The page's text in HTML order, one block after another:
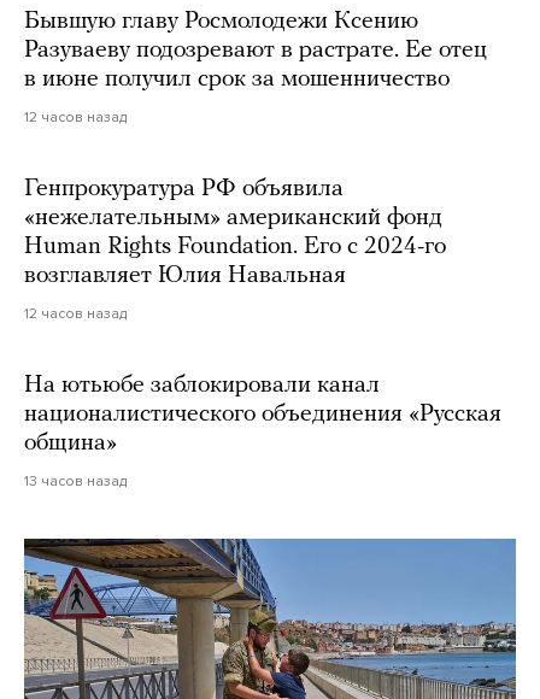
Бывшую главу Росмолодежи Ксению
Разуваеву подозревают в растрате. Ее отец
в июне получил срок за мошенничество
12 часов назад
Генпрокуратура РФ объявила
«нежелательным» американский фонд
Human Rights Foundation. Его с 2024-го
возглавляет Юлия Навальная
12 часов назад
На ютьюбе заблокировали канал
националистического объединения «Русская
община»
13 часов назад